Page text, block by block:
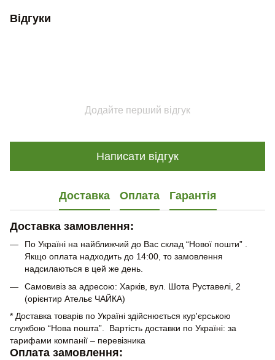
Відгуки
Додайте перший відгук
Написати відгук
Доставка Оплата Гарантія
Доставка замовлення:
По Україні на найближчий до Вас склад “Нової пошти” .
Якщо оплата надходить до 14:00, то замовлення
надсилаються в цей же день.
Самовивіз за адресою: Харків, вул. Шота Руставелі, 2
(орієнтир Ательє ЧАЙКА)
* Доставка товарів по Україні здійснюється кур'єрською
службою “Нова пошта”. Вартість доставки по Україні: за
тарифами компанії – перевізника
Оплата замовлення: